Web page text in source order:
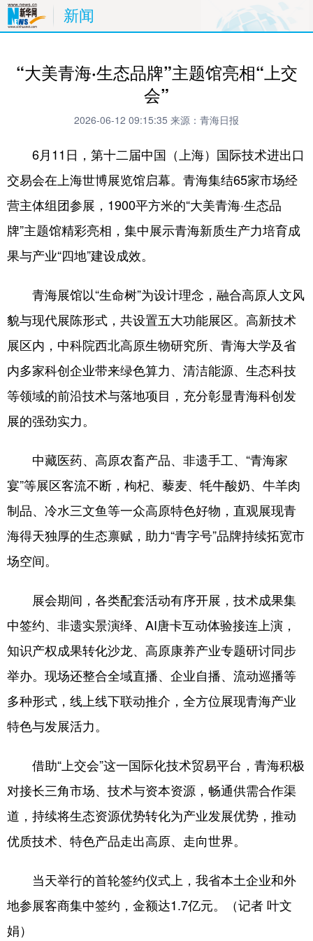
新闻
“大美青海·生态品牌”主题馆亮相“上交
会”
2026-06-12 09:15:35 来源：青海日报
6月11日，第十二届中国（上海）国际技术进出口
交易会在上海世博展览馆启幕。青海集结65家市场经
营主体组团参展，1900平方米的“大美青海·生态品
牌”主题馆精彩亮相，集中展示青海新质生产力培育成
果与产业“四地”建设成效。
青海展馆以“生命树”为设计理念，融合高原人文风
貌与现代展陈形式，共设置五大功能展区。高新技术
展区内，中科院西北高原生物研究所、青海大学及省
内多家科创企业带来绿色算力、清洁能源、生态科技
等领域的前沿技术与落地项目，充分彰显青海科创发
展的强劲实力。
中藏医药、高原农畜产品、非遗手工、“青海家
宴”等展区客流不断，枸杞、藜麦、牦牛酸奶、牛羊肉
制品、冷水三文鱼等一众高原特色好物，直观展现青
海得天独厚的生态禀赋，助力“青字号”品牌持续拓宽市
场空间。
展会期间，各类配套活动有序开展，技术成果集
中签约、非遗实景演绎、AI唐卡互动体验接连上演，
知识产权成果转化沙龙、高原康养产业专题研讨同步
举办。现场还整合全域直播、企业自播、流动巡播等
多种形式，线上线下联动推介，全方位展现青海产业
特色与发展活力。
借助“上交会”这一国际化技术贸易平台，青海积极
对接长三角市场、技术与资本资源，畅通供需合作渠
道，持续将生态资源优势转化为产业发展优势，推动
优质技术、特色产品走出高原、走向世界。
当天举行的首轮签约仪式上，我省本土企业和外
地参展客商集中签约，金额达1.7亿元。（记者 叶文
娟）